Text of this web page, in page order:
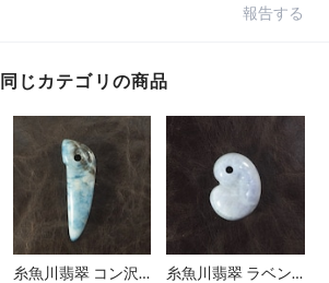
報告する
同じカテゴリの商品
糸魚川翡翠 コン沢
糸魚川翡翠 ラベン